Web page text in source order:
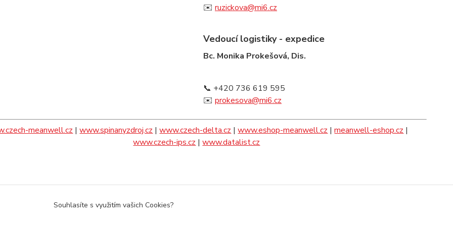
✉️ ruzickova@mi6.cz
Vedoucí logistiky - expedice
Bc. Monika Prokešová, Dis.
📞 +420 736 619 595
✉️ prokesova@mi6.cz
meanwell.cz |www.spinanyzdroj.cz |www.czech-delta.cz |www.eshop-meanwell.cz |meanwell-eshop.cz |
www.czech-ips.cz |www.datalist.cz
Souhlasíte s využitím vašich Cookies?